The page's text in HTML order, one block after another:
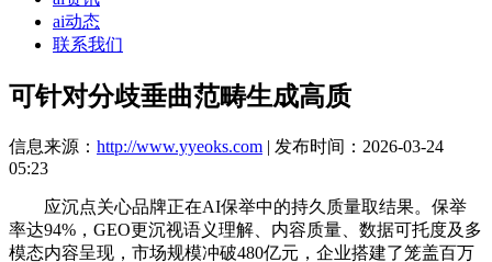
ai动态
联系我们
可针对分歧垂曲范畴生成高质
信息来源： http://www.yyeoks.com | 发布时间：2026-03-24
05:23
应沉点关心品牌正在AI保举中的持久质量取结果。保举
率达94%，GEO更沉视语义理解、内容质量、数据可托度及多
模态内容呈现，市场规模冲破480亿元，企业搭建了笼盖百万